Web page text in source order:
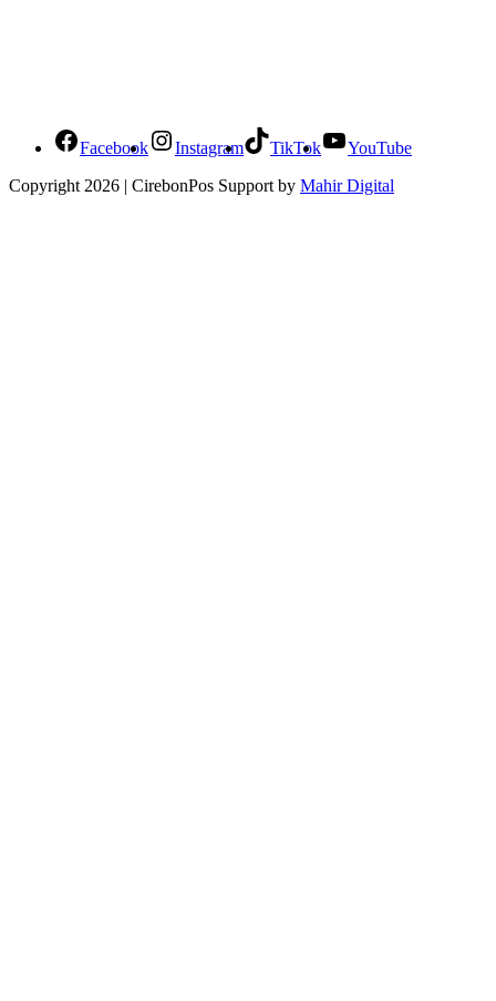
Facebook Instagram TikTok
YouTube
Copyright 2026 | CirebonPos Support by Mahir Digital